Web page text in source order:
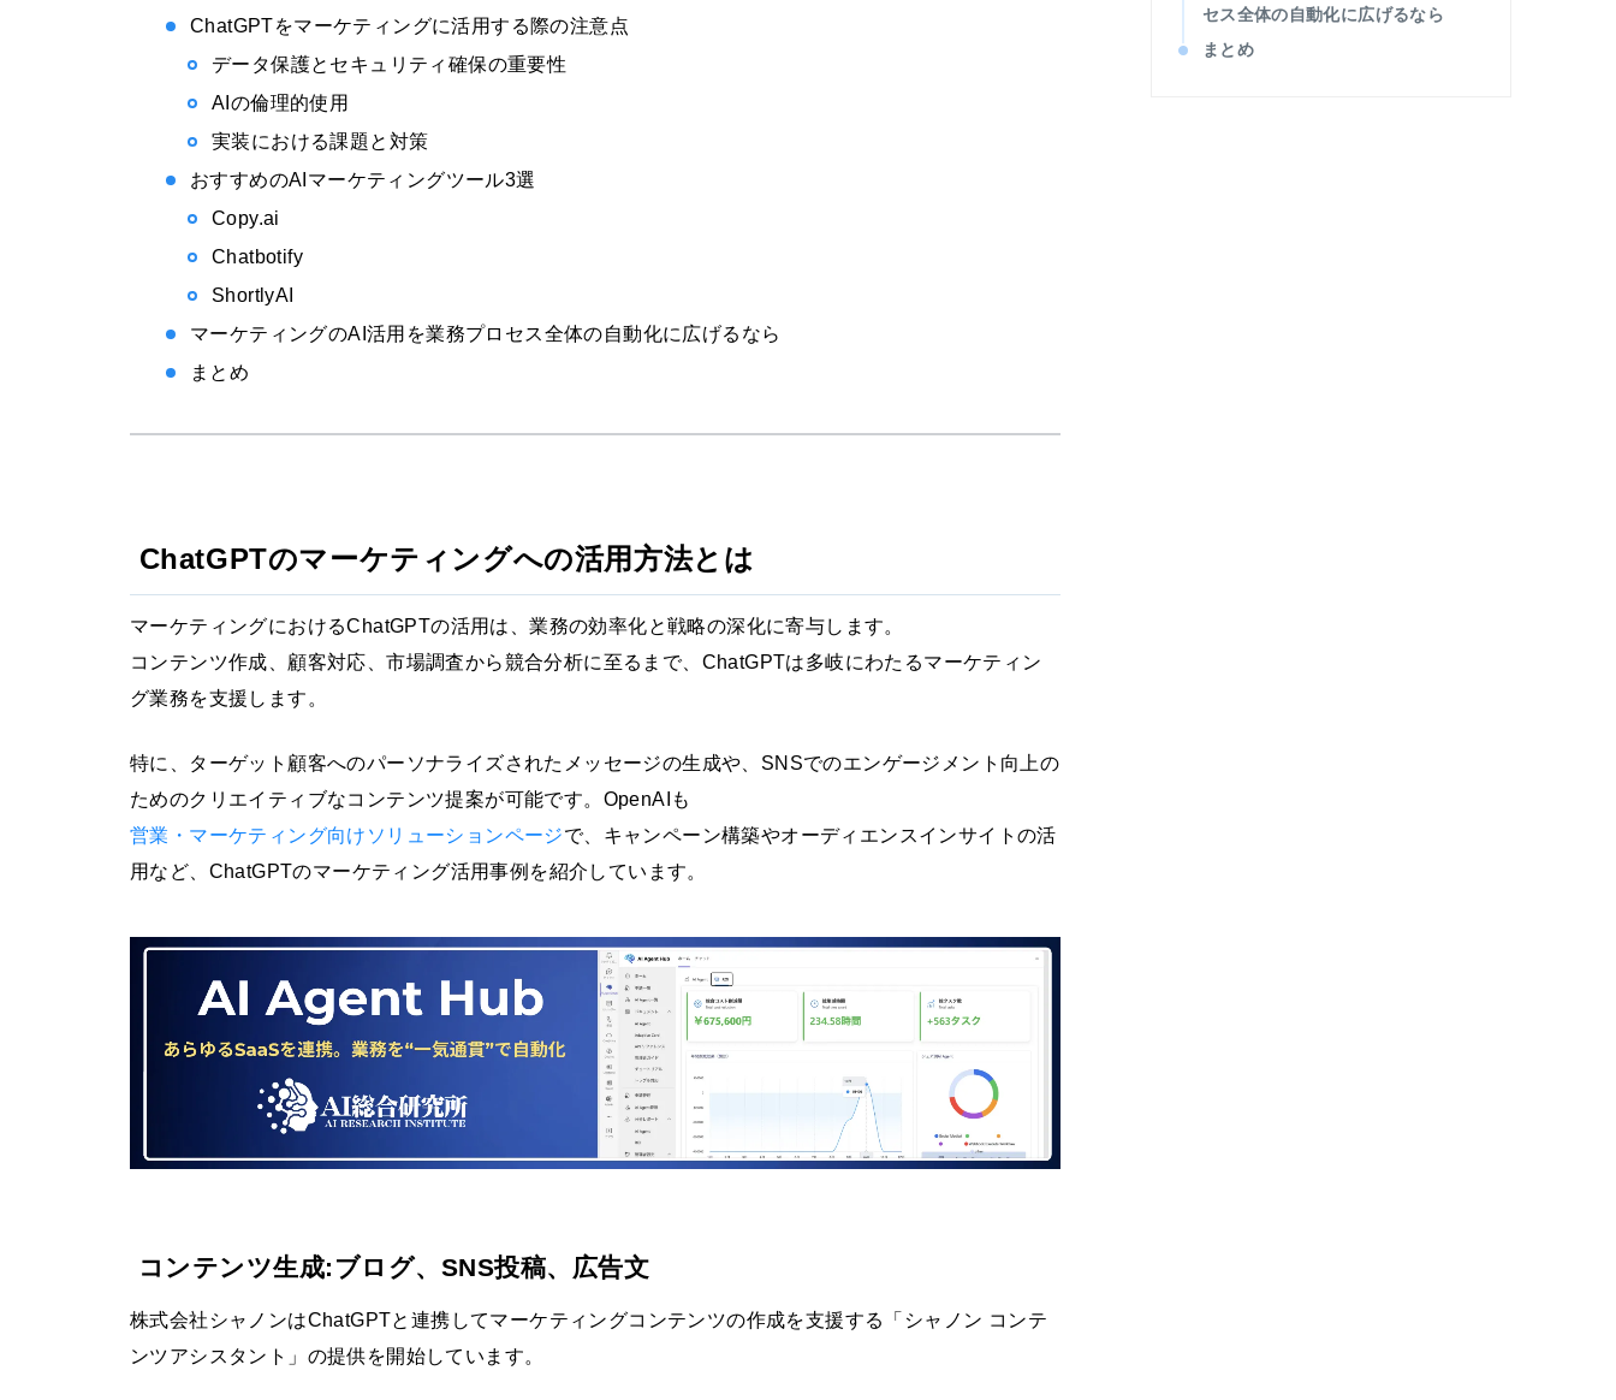
ChatGPTをマーケティングに活用する際の注意点
データ保護とセキュリティ確保の重要性
AIの倫理的使用
実装における課題と対策
おすすめのAIマーケティングツール3選
Copy.ai
Chatbotify
ShortlyAI
マーケティングのAI活用を業務プロセス全体の自動化に広げるなら
まとめ
ChatGPTのマーケティングへの活用方法とは
マーケティングにおけるChatGPTの活用は、業務の効率化と戦略の深化に寄与します。
コンテンツ作成、顧客対応、市場調査から競合分析に至るまで、ChatGPTは多岐にわたるマーケティン
グ業務を支援します。
特に、ターゲット顧客へのパーソナライズされたメッセージの生成や、SNSでのエンゲージメント向上の
ためのクリエイティブなコンテンツ提案が可能です。OpenAIも
営業・マーケティング向けソリューションページで、キャンペーン構築やオーディエンスインサイトの活
用など、ChatGPTのマーケティング活用事例を紹介しています。
コンテンツ生成:ブログ、SNS投稿、広告文
株式会社シャノンはChatGPTと連携してマーケティングコンテンツの作成を支援する「シャノン コンテ
ンツアシスタント」の提供を開始しています。
セス全体の自動化に広げるなら
まとめ